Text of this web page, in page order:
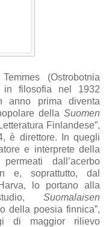
(Ostrobotnia
in filosofia nel 1932
anno prima diventa
della Suomen
Finlandese”,
è direttore. In quegli
e interprete della
dall’acerbo
e, soprattutto, dal
lo portano alla
Suomalaisen
della poesia finnica”,
di maggior rilievo